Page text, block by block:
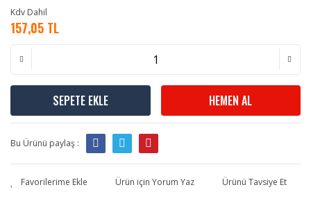
Kdv Dahil
157,05 TL
SEPETE EKLE HEMEN AL
Bu Ürünü paylaş :
Ürün için Yorum Yaz Ürünü Tavsiye Et